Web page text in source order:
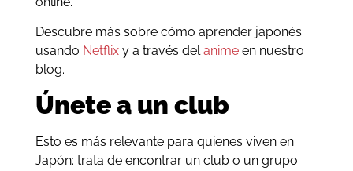
Descubre más sobre cómo aprender japonés
usando Netflixy a través delanimeen nuestro
blog.
Únete a un club
Esto es más relevante para quienes viven en
Japón: trata de encontrar un club o un grupo